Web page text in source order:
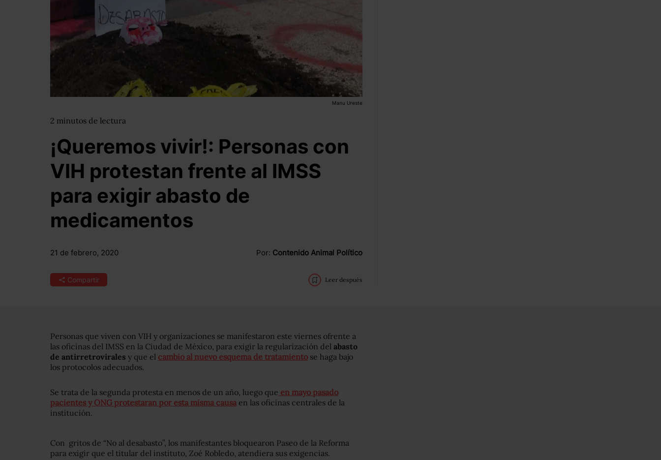
Manu Ureste
2 minutos de lectura
¡Queremos vivir!: Personas con
VIH protestan frente al IMSS
para exigir abasto de
medicamentos
21 de febrero, 2020 Por: Contenido Animal Político
Compartir Leer después
Personas que viven con VIH y organizaciones se manifestaron este viernes ofrente a
las oficinas del IMSS en la Ciudad de México, para exigir la regularización del abasto
de antirretrovirales y que el cambio al nuevo esquema de tratamiento se haga bajo
los protocolos adecuados.
Se trata de la segunda protesta en menos de un año, luego que en mayo pasado
pacientes y ONG protestaran por esta misma causaen las oficinas centrales de la
institución.
Con gritos de “No al desabasto”, los manifestantes bloquearon Paseo de la Reforma
para exigir que el titular del instituto, Zoé Robledo, atendiera sus exigencias.